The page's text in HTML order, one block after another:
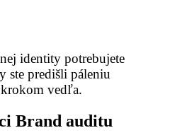
identity potrebujete
ste predišli páleniu
vedľa.
Brand auditu